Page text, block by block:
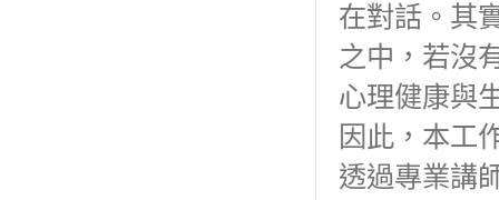
在對話。其
之中，若沒
心理健康與
因此，本工
透過專業講